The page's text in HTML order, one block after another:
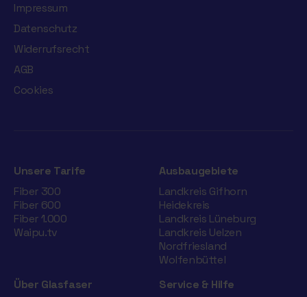
Impressum
Datenschutz
Widerrufsrecht
AGB
Cookies
Unsere Tarife
Fiber 300
Fiber 600
Fiber 1.000
Waipu.tv
Ausbaugebiete
Landkreis Gifhorn
Heidekreis
Landkreis Lüneburg
Landkreis Uelzen
Nordfriesland
Wolfenbüttel
Über Glasfaser
Service & Hilfe